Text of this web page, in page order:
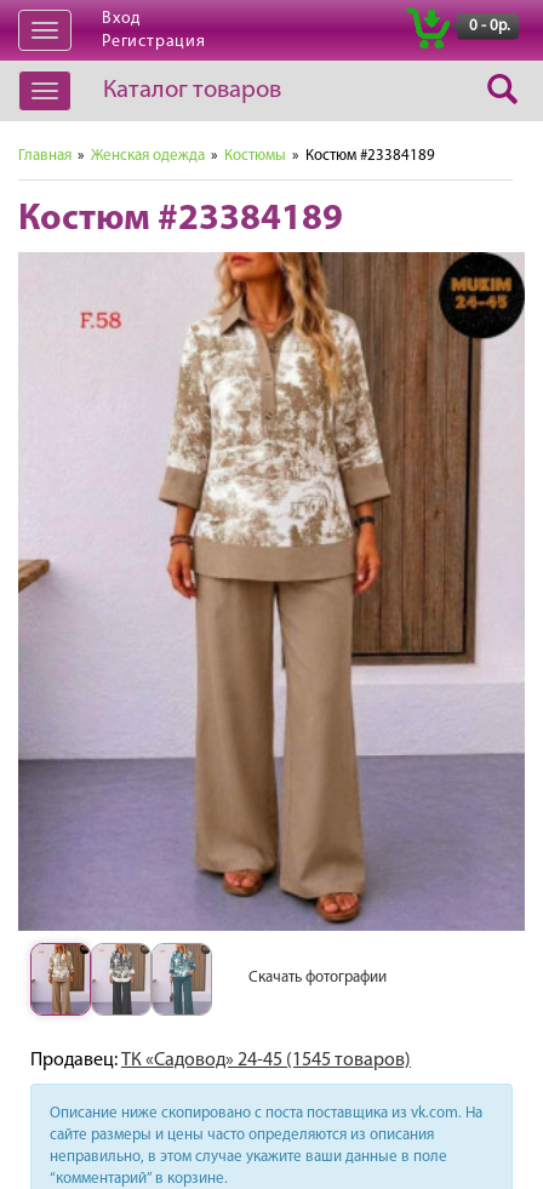
Открыть
навигацию
Вход
Регистрация
0 - 0р.
Открыть
навигацию
Каталог товаров
Главная » Женская одежда » Костюмы » Костюм #23384189
Костюм #23384189
Скачать фотографии
Продавец:ТК «Садовод» 24-45 (1545 товаров)
Описание ниже скопировано с поста поставщика из vk.com. На
сайте размеры и цены часто определяются из описания
неправильно, в этом случае укажите ваши данные в поле
“комментарий” в корзине.